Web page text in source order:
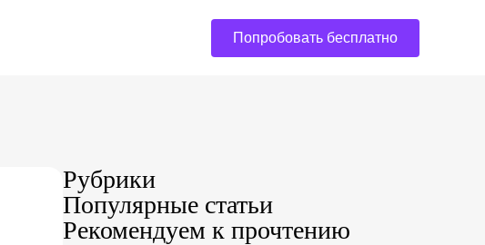
Попробовать бесплатно
Рубрики
Популярные статьи
Рекомендуем к прочтению